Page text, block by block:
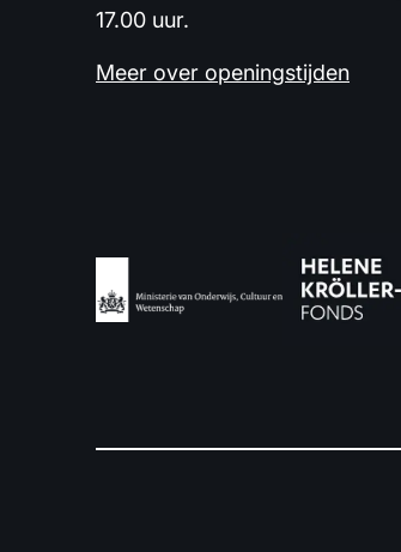
17.00 uur.
Meer over openingstijden